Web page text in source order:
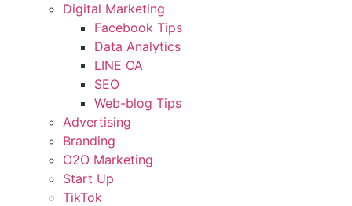
Digital Marketing
Facebook Tips
Data Analytics
LINE OA
SEO
Web-blog Tips
Advertising
Branding
O2O Marketing
Start Up
TikTok